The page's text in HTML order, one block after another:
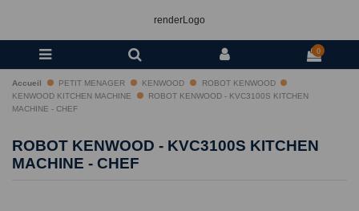
renderLogo
0
Accueil PETIT MENAGER KENWOOD
ROBOT KENWOOD
KENWOOD KITCHEN MACHINE
ROBOT KENWOOD - KVC3100S KITCHEN
MACHINE - CHEF
ROBOT KENWOOD - KVC3100S KITCHEN
MACHINE - CHEF